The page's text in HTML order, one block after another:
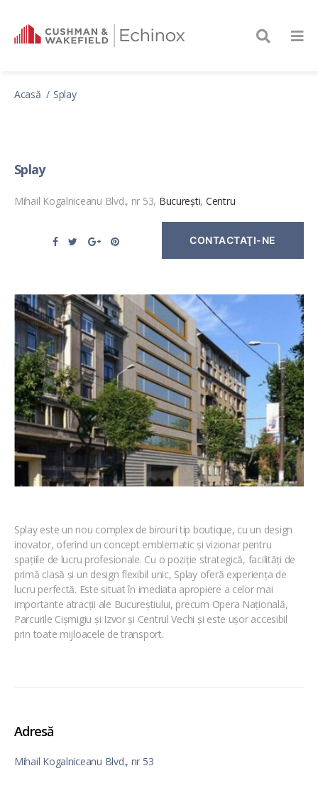
Acasă Splay
Splay
Mihail Kogalniceanu Blvd., nr 53, București, Centru
CONTACTAŢI-NE
Splay este un nou complex de birouri tip boutique, cu un design
inovator, oferind un concept emblematic și vizionar pentru
spațiile de lucru profesionale. Cu o poziție strategică, facilități de
primă clasă și un design flexibil unic, Splay oferă experiența de
lucru perfectă. Este situat în imediata apropiere a celor mai
importante atracții ale Bucureștiului, precum Opera Națională,
Parcurile Cișmigiu și Izvor și Centrul Vechi și este ușor accesibil
prin toate mijloacele de transport.
Adresă
Mihail Kogalniceanu Blvd., nr 53